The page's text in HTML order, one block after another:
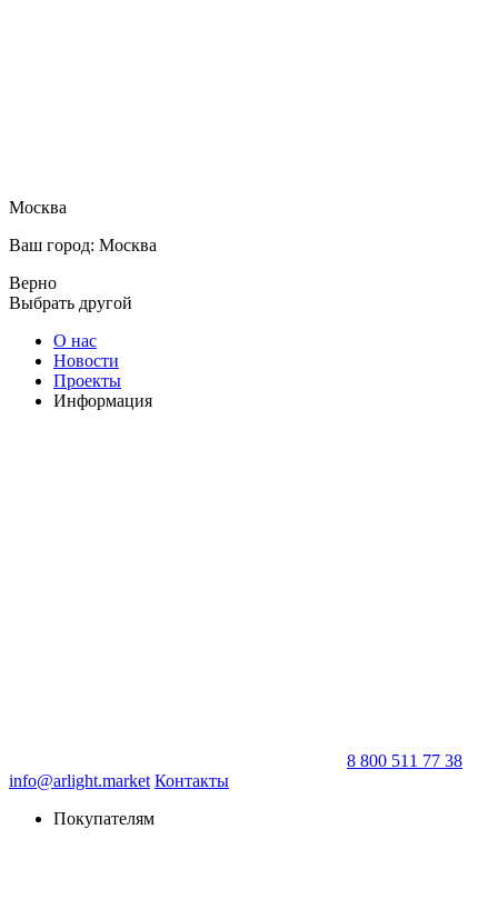
Москва
Ваш город: Москва
Верно
Выбрать другой
О нас
Новости
Проекты
Информация
8 800 511 77 38
info@arlight.market Контакты
Покупателям